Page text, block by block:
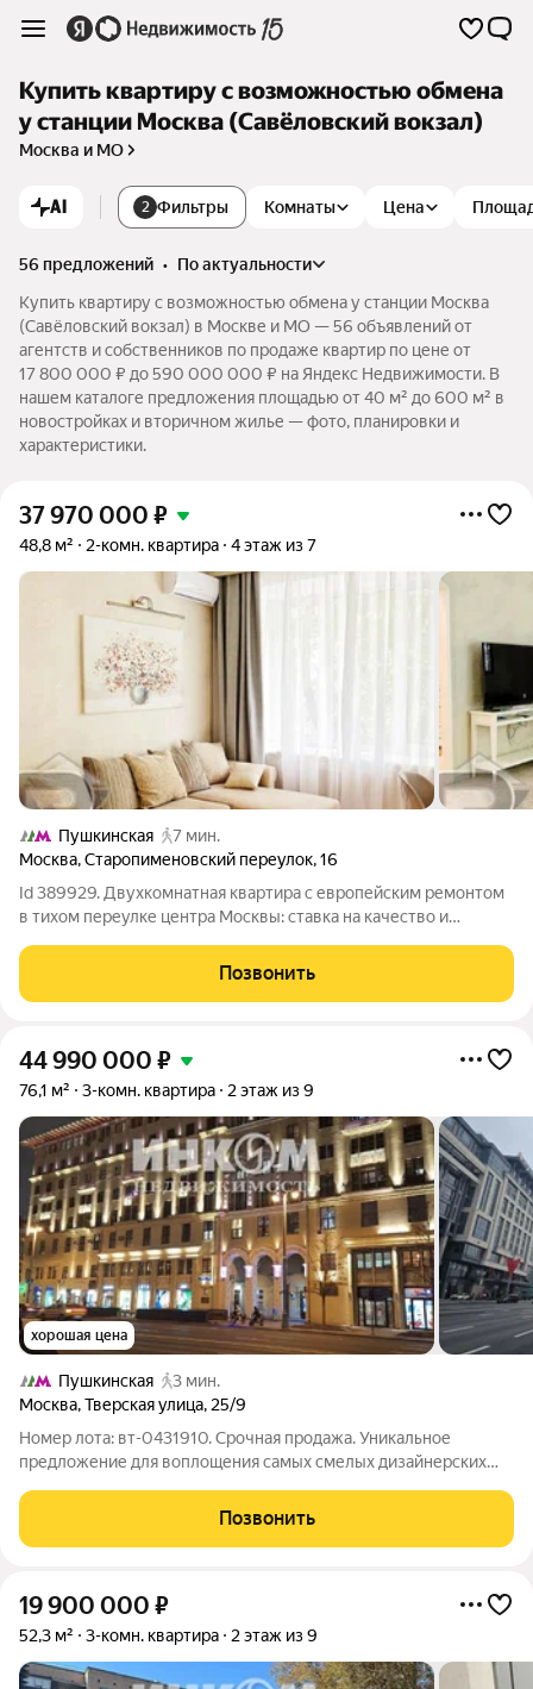
Купить квартиру с возможностью обмена
у станции Москва (Савёловский вокзал)
Москва и МО
AI 2 Фильтры Комнаты Цена
56 предложений •
по актуальности
Купить квартиру с возможностью обмена у станции Москва
(Савёловский вокзал) в Москве и МО — 56 объявлений от
агентств и собственников по продаже квартир по цене от
17 800 000 ₽ до 590 000 000 ₽ на Яндекс Недвижимости. В
нашем каталоге предложения площадью от 40 м² до 600 м² в
новостройках и вторичном жилье — фото, планировки и
характеристики.
37 970 000 ₽
48,8 м² 2-комн. квартира 4 этаж из 7
Пушкинская
7 мин.
Москва,Старопименовский переулок,16
Id 389929. Двухкомнатная квартира с европейским ремонтом
в тихом переулке центра Москвы: ставка на качество и
продаже квартира, которая
Позвонить
44 990 000 ₽
76,1 м² 3-комн. квартира 2 этаж из 9
хорошая цена
Пушкинская
3 мин.
Москва,Тверская улица, 25/9
Номер лота: вт-0431910. Срочная продажа. Уникальное
предложение для воплощения самых смелых дизайнерских
преимуществами этих домов: высокие потолки-3,8 м, в
подъезде - просторный холл,
Позвонить
19 900 000 ₽
52,3 м² 3-комн. квартира 2 этаж из 9